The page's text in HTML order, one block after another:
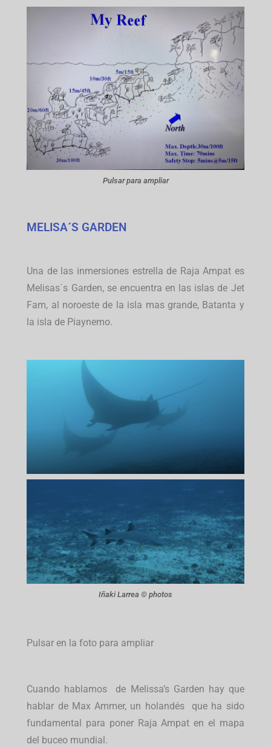
Pulsar para ampliar
MELISA´S GARDEN
Una de las inmersiones estrella de Raja Ampat es
Melisas´s Garden, se encuentra en las islas de Jet
Fam, al noroeste de la isla mas grande, Batanta y
la isla de Piaynemo.
Iñaki Larrea © photos
Pulsar en la foto para ampliar
Cuando hablamos de Melissa’s Garden hay que
hablar de Max Ammer, un holandés que ha sido
fundamental para poner Raja Ampat en el mapa
del buceo mundial.